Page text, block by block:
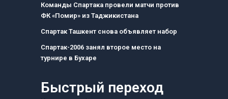
o
k
r
a
m
a
m
Команды Спартака провели матчи против
ФК «Помир» из Таджикистана
Спартак Ташкент снова объявляет набор
Спартак-2006 занял второе место на
турнире в Бухаре
Быстрый переход